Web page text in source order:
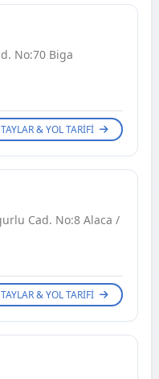
No:70 Biga
& YOL TARIFI
Cad. No:8 Alaca /
& YOL TARIFI